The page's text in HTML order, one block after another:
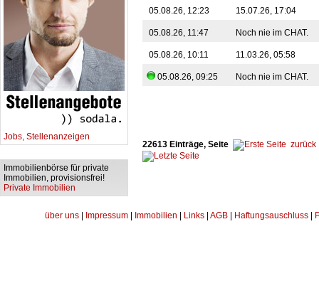
Jobs, Stellenanzeigen
Immobilienbörse für private
Immobilien, provisionsfrei!
Private Immobilien
05.08.26, 12:23 15.07.26, 17:04
05.08.26, 11:47 Noch nie im CHAT.
05.08.26, 10:11 11.03.26, 05:58
05.08.26, 09:25 Noch nie im CHAT.
22613 Einträge, Seite zurück
über uns Impressum Immobilien Links AGB Haftungsauschluss